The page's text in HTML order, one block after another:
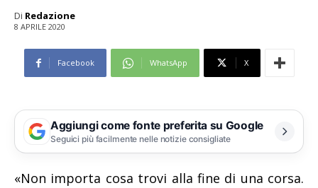
Di Redazione
8 APRILE 2020
Facebook WhatsApp X
Aggiungi come fonte preferita su Google
Seguici più facilmente nelle notizie consigliate
«Non importa cosa trovi alla fine di una corsa.